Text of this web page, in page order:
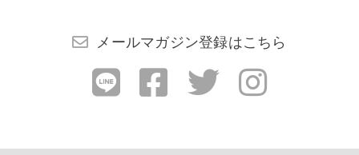
メールマガジン登録はこちら